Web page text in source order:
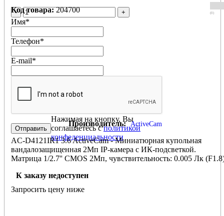
- +
Имя*
Телефон*
E-mail*
Нажимая на кнопку, Вы
соглашаетесь сполитикой
конфеденциальности
Код товара: 204700 (0)
AC-D4121IR1 3.6
Производитель: ActiveCam
AC-D4121IR1 3.6 ActiveCam - Миниатюрная купольная
вандалозащищенная 2Мп IP-камера с ИК-подсветкой.
Матрица 1/2.7'' CMOS 2Мп, чувствительность: 0.005 Лк
объектив 3.6мм, режим "день/ночь" (механический ИК-
фильтр), real WDR (96dB), 3D-NR, BLC, Defog, ROI,
встроенный архив (Edge Storage) — microSD до 128 Гб,
К заказу недоступен
Запросить цену ниже